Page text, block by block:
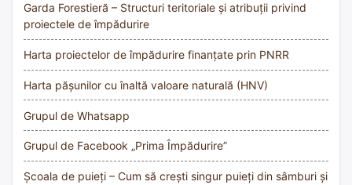
Garda Forestieră – Structuri teritoriale și atribuții privind
proiectele de împădurire
Harta proiectelor de împădurire finanțate prin PNRR
Harta pășunilor cu înaltă valoare naturală (HNV)
Grupul de Whatsapp
Grupul de Facebook „Prima Împădurire”
Școala de puieți – Cum să crești singur puieți din sâmburi și